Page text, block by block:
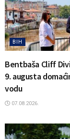
BIH
Bentbaša Cliff
9. augusta
vodu
07.08.2026.